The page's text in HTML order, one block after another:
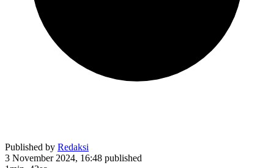
Published by Redaksi
3 November 2024, 16:48 published